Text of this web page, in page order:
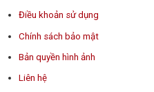
Điều khoản sử dụng
Chính sách bảo mật
Bản quyền hình ảnh
Liên hệ